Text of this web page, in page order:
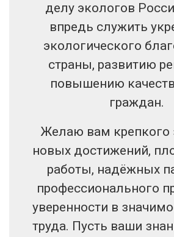
делу экологов
впредь служить
экологического
страны, развитию
повышению
граждан.
Желаю вам крепкого
новых достижений,
работы, надёжных
профессионального
уверенности в
труда. Пусть ваши